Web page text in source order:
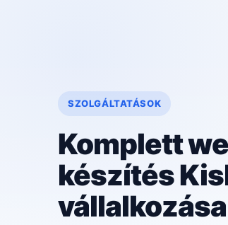
SZOLGÁLTATÁSOK
Komplett
készítés